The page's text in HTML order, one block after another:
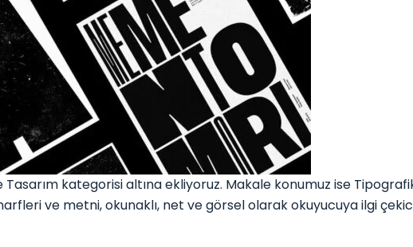
kategorisi altına ekliyoruz. Makale konumuz ise
ve metni, okunaklı, net ve görsel olarak okuyucuya ilgi